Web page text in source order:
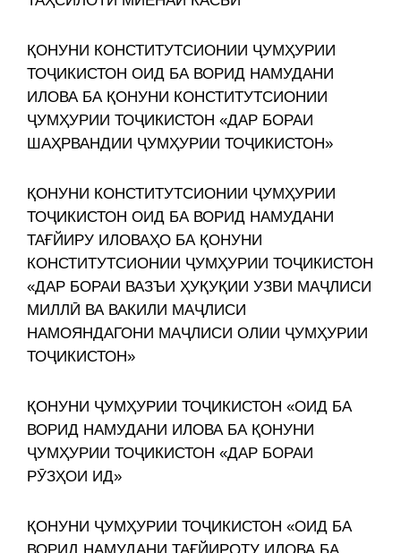
ҚОНУНИ КОНСТИТУТСИОНИИ ҶУМҲУРИИ
ТОҶИКИСТОН ОИД БА ВОРИД НАМУДАНИ
ИЛОВА БА ҚОНУНИ КОНСТИТУТСИОНИИ
ҶУМҲУРИИ ТОҶИКИСТОН «ДАР БОРАИ
ШАҲРВАНДИИ ҶУМҲУРИИ ТОҶИКИСТОН»
ҚОНУНИ КОНСТИТУТСИОНИИ ҶУМҲУРИИ
ТОҶИКИСТОН ОИД БА ВОРИД НАМУДАНИ
ТАҒЙИРУ ИЛОВАҲО БА ҚОНУНИ
КОНСТИТУТСИОНИИ ҶУМҲУРИИ ТОҶИКИСТОН
«ДАР БОРАИ ВАЗЪИ ҲУҚУҚИИ УЗВИ МАҶЛИСИ
МИЛЛӢ ВА ВАКИЛИ МАҶЛИСИ
НАМОЯНДАГОНИ МАҶЛИСИ ОЛИИ ҶУМҲУРИИ
ТОҶИКИСТОН»
ҚОНУНИ ҶУМҲУРИИ ТОҶИКИСТОН «ОИД БА
ВОРИД НАМУДАНИ ИЛОВА БА ҚОНУНИ
ҶУМҲУРИИ ТОҶИКИСТОН «ДАР БОРАИ
РӮЗҲОИ ИД»
ҚОНУНИ ҶУМҲУРИИ ТОҶИКИСТОН «ОИД БА